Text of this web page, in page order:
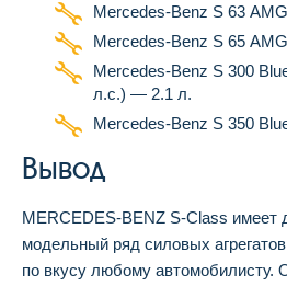
Mercedes-Benz S 63
Mercedes-Benz S 65
Mercedes-Benz S 300
л.с.) — 2.1 л.
Mercedes-Benz S 350
Вывод
MERCEDES-BENZ S-Class имеет
модельный ряд силовых
по вкусу любому автомобилисту.